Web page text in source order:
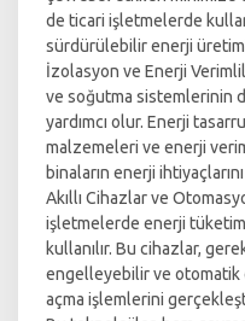
de ticari işletmelerde
sürdürülebilir enerji
İzolasyon ve Enerji
ve soğutma sistemlerinin
yardımcı olur. Enerji
malzemeleri ve enerji
binaların enerji
Akıllı Cihazlar ve
işletmelerde enerji
kullanılır. Bu cihazlar,
engelleyebilir ve otomatik
açma işlemlerini